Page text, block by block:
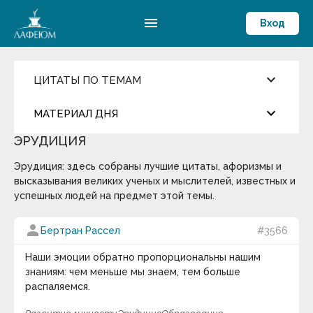
menu Вход
ЦИТАТЫ ПО ТЕМАМ keyboard_arrow_down
Достижения
Компетентность
Мировоззрение
Мораль
Окружение и Общение
Самоконтроль
Способности
Эрудиция
Общество
ЭРУДИЦИЯ
Эрудиция: здесь собраны лучшие цитаты, афоризмы и
высказывания великих ученых и мыслителей, известных и
успешных людей на предмет этой темы.
person Бертран Рассел #3566
Наши эмоции обратно пропорциональны нашим
знаниям: чем меньше мы знаем, тем больше
распаляемся.
МАТЕРИАЛ ДНЯ keyboard_arrow_down
Андрей Кнышев
Сегодня ему исполнилось бы 500 лет…
Термин дня